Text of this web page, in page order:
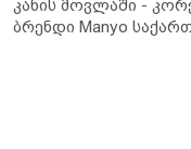
კანის მოვლაში -
ბრენდი Manyo